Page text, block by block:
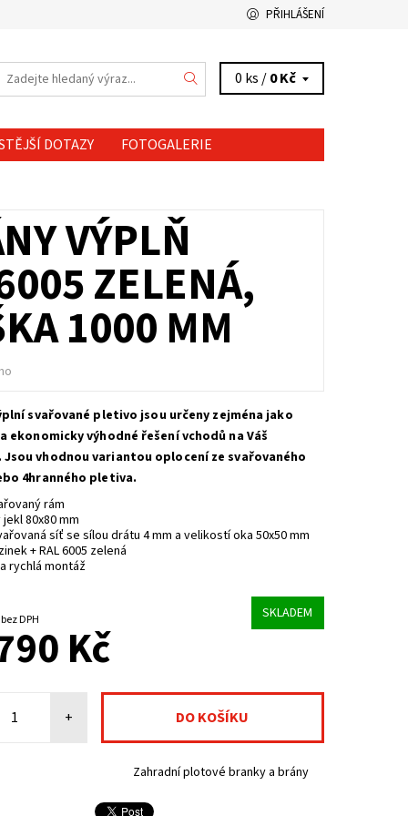
PŘIHLÁŠENÍ
0 ks /0 Kč
DOTAZY
FOTOGALERIE
VÝPLŇ
ZELENÁ,
1000 MM
svařované pletivo jsou určeny zejména jako
ekonomicky výhodné řešení vchodů na Váš
Jsou vhodnou variantou oplocení ze svařovaného
4hranného pletiva.
rám
80x80 mm
síť se sílou drátu 4 mm a velikostí oka 50x50 mm
+ RAL 6005 zelená
rychlá montáž
15 528,93 Kč bez DPH SKLADEM
Kč
+
Zahradní plotové branky a brány